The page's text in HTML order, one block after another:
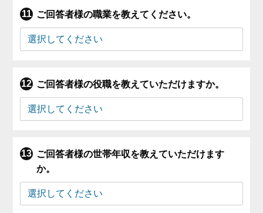
ご回答者様の職業を教えてください。
ご回答者様の役職を教えていただけますか。
ご回答者様の世帯年収を教えていただけます
か。